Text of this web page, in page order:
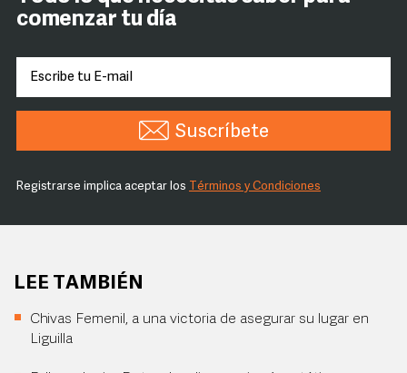
comenzar tu día
Suscríbete
Registrarse implica aceptar los Términos y Condiciones
LEE TAMBIÉN
Chivas Femenil, a una victoria de asegurar su lugar en
Liguilla